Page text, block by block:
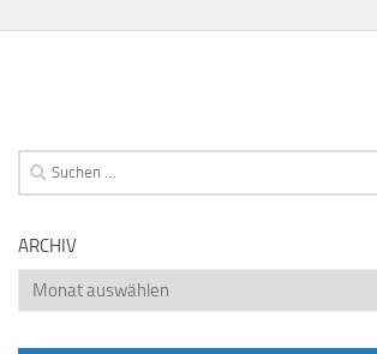
Suchen
nach:
ARCHIV
Archiv